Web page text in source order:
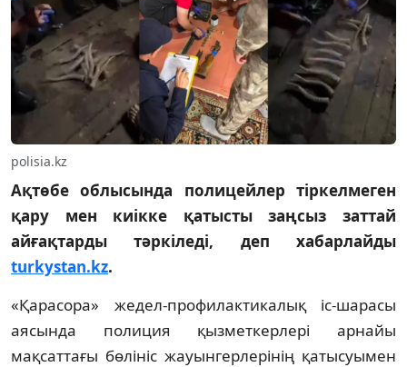
polisia.kz
Ақтөбе облысында полицейлер тіркелмеген
қару мен киікке қатысты заңсыз заттай
айғақтарды тәркіледі, деп хабарлайды
turkystan.kz.
«Қарасора» жедел-профилактикалық іс-шарасы
аясында полиция қызметкерлері арнайы
мақсаттағы бөлініс жауынгерлерінің қатысуымен